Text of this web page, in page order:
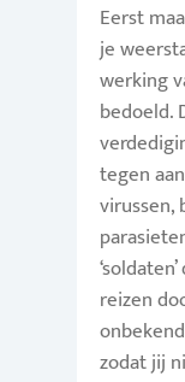
Eerst
je
werking
bedoeld.
tegen
virussen,
reizen
zodat jij